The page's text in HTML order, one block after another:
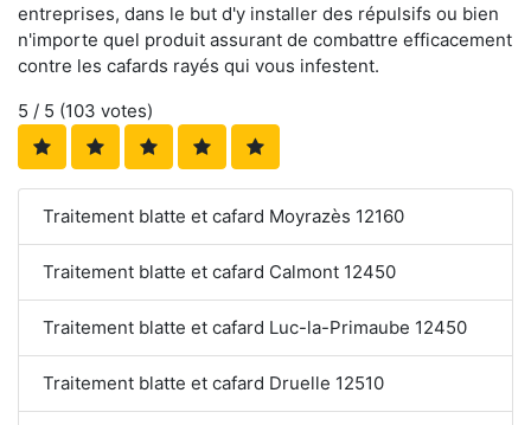
entreprises, dans le but d'y installer des répulsifs ou bien
n'importe quel produit assurant de combattre efficacement
contre les cafards rayés qui vous infestent.
5 / 5 (103 votes)
Traitement blatte et cafard Moyrazès 12160
Traitement blatte et cafard Calmont 12450
Traitement blatte et cafard Luc-la-Primaube 12450
Traitement blatte et cafard Druelle 12510